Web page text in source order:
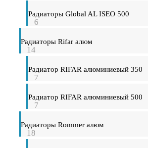
Радиаторы Global AL ISEO 500
6
Радиаторы Rifar алюм
14
Радиатор RIFAR алюминиевый 350
7
Радиатор RIFAR алюминиевый 500
7
Радиаторы Rommer алюм
18